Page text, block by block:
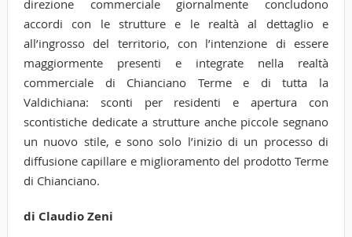
direzione commerciale giornalmente concludono
accordi con le strutture e le realtà al dettaglio e
all’ingrosso del territorio, con l’intenzione di essere
maggiormente presenti e integrate nella realtà
commerciale di Chianciano Terme e di tutta la
Valdichiana: sconti per residenti e apertura con
scontistiche dedicate a strutture anche piccole segnano
un nuovo stile, e sono solo l’inizio di un processo di
diffusione capillare e miglioramento del prodotto Terme
di Chianciano.
di Claudio Zeni